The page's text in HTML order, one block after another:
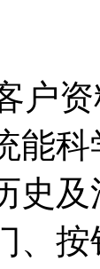
户
能
史
、